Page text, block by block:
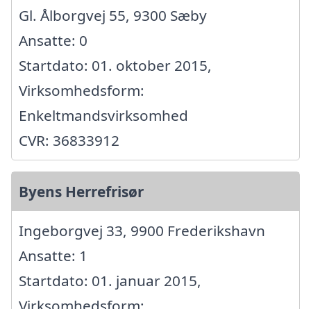
Gl. Ålborgvej 55, 9300 Sæby
Ansatte: 0
Startdato: 01. oktober 2015,
Virksomhedsform:
Enkeltmandsvirksomhed
CVR: 36833912
Byens Herrefrisør
Ingeborgvej 33, 9900 Frederikshavn
Ansatte: 1
Startdato: 01. januar 2015,